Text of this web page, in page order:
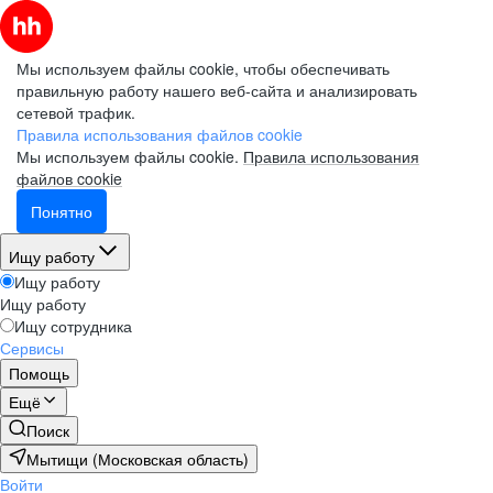
Мы используем файлы cookie, чтобы обеспечивать
правильную работу нашего веб-сайта и анализировать
сетевой трафик.
Правила использования файлов cookie
Мы используем файлы cookie. Правила использования
файлов cookie
Понятно
Ищу работу
Ищу работу
Ищу работу
Ищу сотрудника
Сервисы
Помощь
Ещё
Поиск
Мытищи (Московская область)
Войти